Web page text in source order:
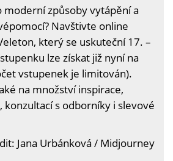
moderní způsoby vytápění a
Navštivte online
který se uskuteční 17. –
lze získat již nyní na
vstupenek je limitován).
na množství inspirace,
konzultací s odborníky i slevové
Jana Urbánková / Midjourney